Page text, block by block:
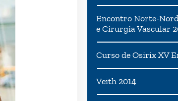
Encontro Norte-
e Cirurgia Vascular
Curso de Osirix XV
Veith 2014